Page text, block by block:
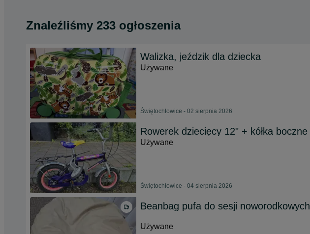
Znaleźliśmy 233 ogłoszenia
Walizka, jeździk dla dziecka
Używane
Świętochłowice - 02 sierpnia 2026
Rowerek dziecięcy 12" + kółka boczne
Używane
Świętochłowice - 04 sierpnia 2026
Beanbag pufa do sesji noworodkowych
Używane